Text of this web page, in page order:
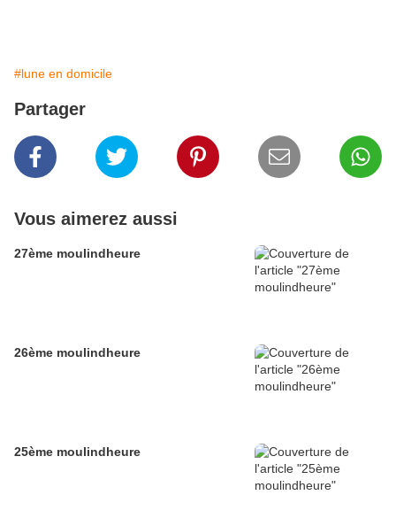
#lune en domicile
Partager
Vous aimerez aussi
27ème moulindheure
26ème moulindheure
25ème moulindheure